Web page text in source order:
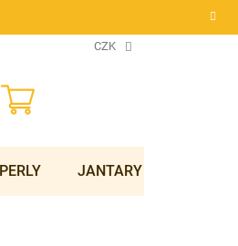
CZK
NÁKUPNÍ
KOŠÍK
PERLY JANTARY